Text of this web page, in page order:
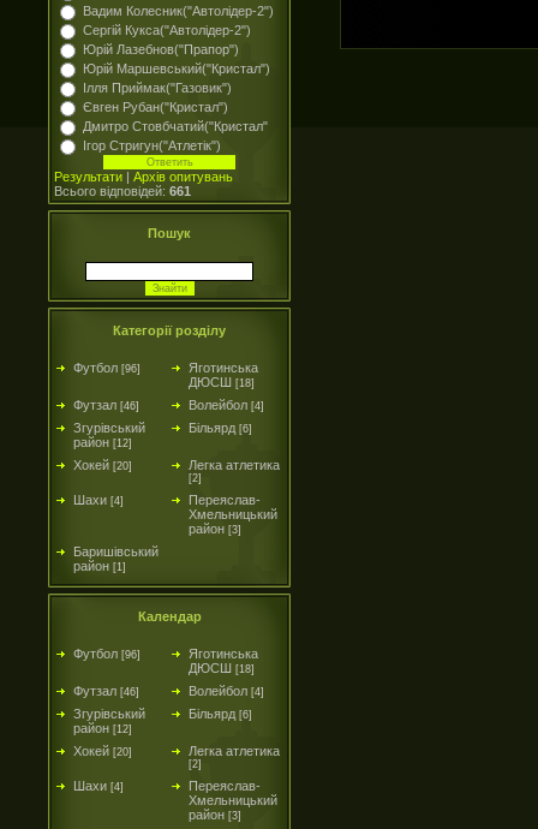
Вадим Колесник("Автолідер-2")
Сергій Кукса("Автолідер-2")
Юрій Лазебнов("Прапор")
Юрій Маршевський("Кристал")
Ілля Приймак("Газовик")
Євген Рубан("Кристал")
Дмитро Стовбчатий("Кристал"
Ігор Стригун("Атлетік")
Результати | Архів опитувань
Всього відповідей: 661
Пошук
Категорії розділу
Футбол [96]
Яготинська
ДЮСШ [18]
Футзал [46] Волейбол [4]
Згурівський
район [12]
Більярд [6]
Хокей [20] Легка атлетика
[2]
Шахи [4]
Переяслав-
Хмельницький
район [3]
Баришівський
район [1]
Календар
Футбол [96]
Яготинська
ДЮСШ [18]
Футзал [46] Волейбол [4]
Згурівський
район [12]
Більярд [6]
Хокей [20] Легка атлетика
[2]
Шахи [4]
Переяслав-
Хмельницький
район [3]